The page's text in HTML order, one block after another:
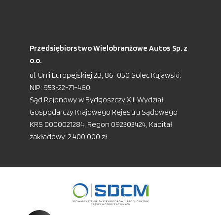
Przedsiębiorstwo Wielobranżowe Autos Sp. z
o.o.
ul. Unii Europejskiej 2B, 86-050 Solec Kujawski;
NIP: 953-22-71-460
Sąd Rejonowy w Bydgoszczy XIII Wydział
Gospodarczy Krajowego Rejestru Sądowego
KRS 0000021284, Regon 092303424, Kapitał
zakładowy: 2.400.000 zł